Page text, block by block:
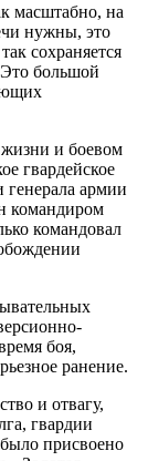
масштабно, на
нужны, это
сохраняется
большой
жизни и боевом
гвардейское
армии
командиром
командовал
боя,
ранение.
и отвагу,
гвардии
присвоено